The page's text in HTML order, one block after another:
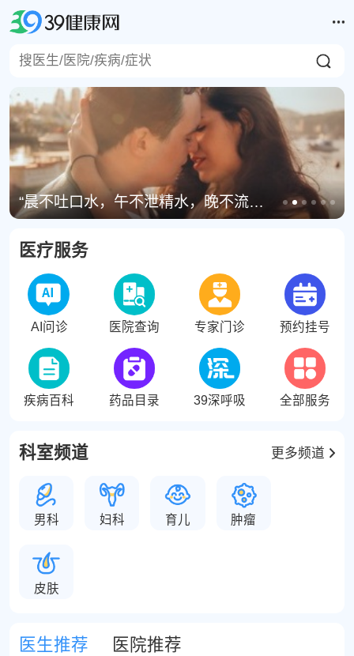
全国甲流感染进入高发期，世卫组织主张流感疫苗停“四”转“三”
医疗服务
AI问诊 医院查询 专家门诊 预约挂号
疾病百科 药品目录 39深呼吸 全部服务
科室频道 更多频道
男科 妇科 育儿 肿瘤
皮肤
医生推荐 医院推荐